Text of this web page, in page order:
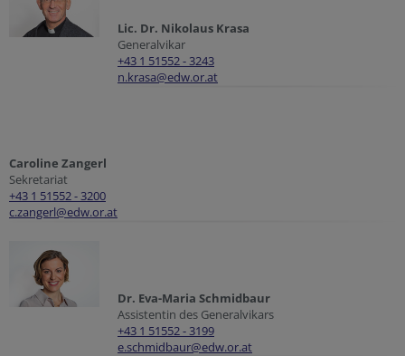
Lic. Dr. Nikolaus Krasa
Generalvikar
+43 1 51552 - 3243
n.krasa@edw.or.at
Caroline Zangerl
Sekretariat
+43 1 51552 - 3200
c.zangerl@edw.or.at
Dr. Eva-Maria Schmidbaur
Assistentin des Generalvikars
+43 1 51552 - 3199
e.schmidbaur@edw.or.at